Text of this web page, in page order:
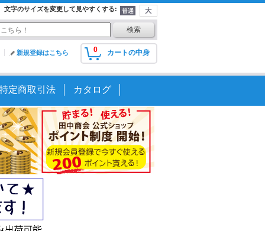
文字のサイズを変更して見やすくする:
0 カートの中身
新規登録はこちら
定商取引法 カタログ